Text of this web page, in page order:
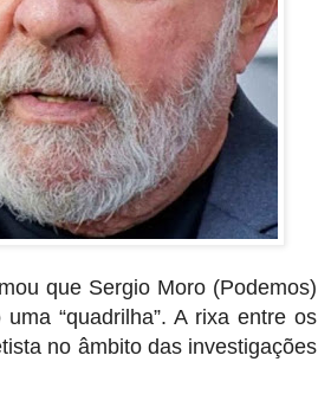
que Sergio Moro (Podemos)
“quadrilha”. A rixa entre os
no âmbito das investigações